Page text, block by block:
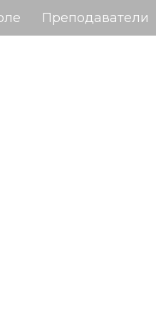
Преподаватели